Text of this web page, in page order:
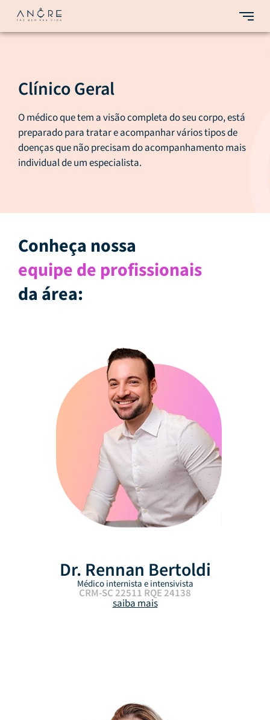
Clínico Geral
O médico que tem a visão completa do seu corpo, está
preparado para tratar e acompanhar vários tipos de
doenças que não precisam do acompanhamento mais
individual de um especialista.
Conheça nossa
equipe de profissionais
da área:
Dr. Rennan Bertoldi
Médico internista e intensivista
CRM-SC 22511 RQE 24138
saiba mais